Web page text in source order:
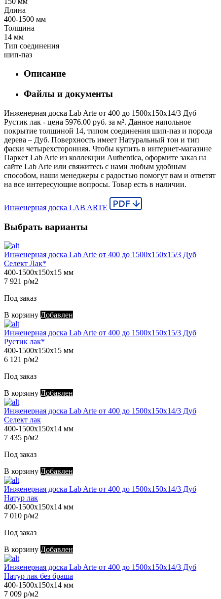
Длина
400-1500 мм
Толщина
14 мм
Тип соединения
шип-паз
Описание
Файлы и документы
Инженерная доска Lab Arte от 400 до 1500х150х14/3 Дуб
Рустик лак - цена 5976.00 руб. за м². Данное напольное
покрытие толщиной 14, типом соединения шип-паз и порода
дерева – Дуб. Поверхность имеет Натуральный тон и тип
фаски четырехсторонняя. Чтобы купить в интернет-магазине
Паркет Lab Arte из коллекции Authentica, оформите заказ на
сайте Lab Arte или свяжитесь с нами любым удобным
способом, наши менеджеры с радостью помогут вам и ответят
на все интересующие вопросы. Товар есть в наличии.
Инженерная доска LAB ARTE
Выбрать варианты
Инженерная доска Lab Arte от 400 до 1500х150х15/3 Дуб
Селект Лак*
400-1500х150х15 мм
7 921 р/м2
Под заказ
В корзину Добавлен
Инженерная доска Lab Arte от 400 до 1500х150х15/3 Дуб
Рустик лак*
400-1500х150х15 мм
6 121 р/м2
Под заказ
В корзину Добавлен
Инженерная доска Lab Arte от 400 до 1500х150х14/3 Дуб
Селект лак
400-1500х150х14 мм
7 435 р/м2
Под заказ
В корзину Добавлен
Инженерная доска Lab Arte от 400 до 1500х150х14/3 Дуб
Натур лак
400-1500х150х14 мм
7 010 р/м2
Под заказ
В корзину Добавлен
Инженерная доска Lab Arte от 400 до 1500х150х14/3 Дуб
Натур лак без браша
400-1500х150х14 мм
7 009 р/м2